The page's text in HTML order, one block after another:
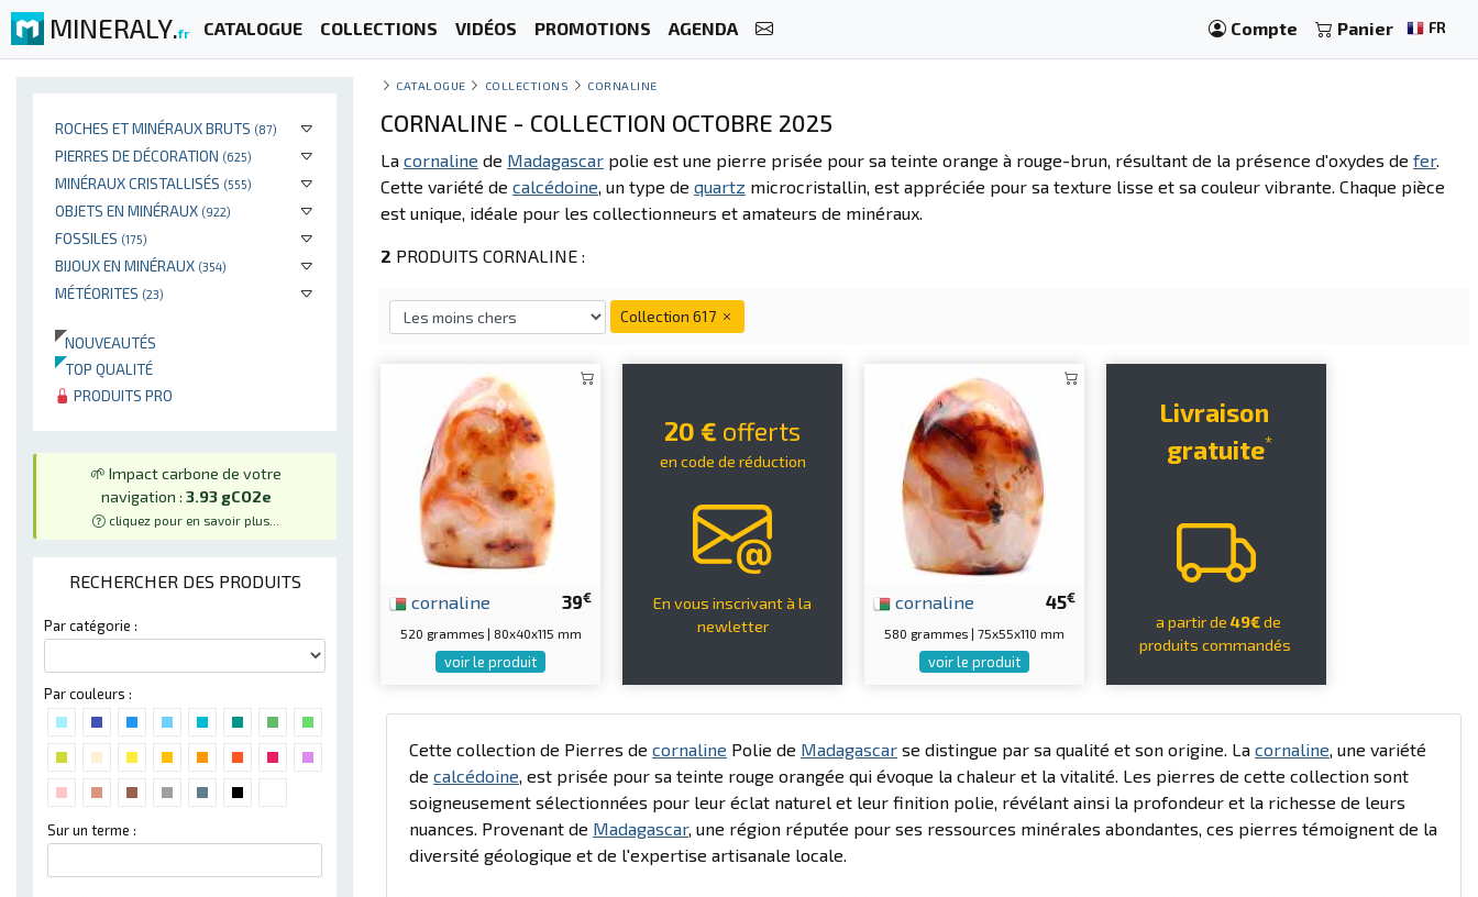
MINERALY.fr CATALOGUE COLLECTIONS VIDÉOS PROMOTIONS AGENDA Compte Panier FR
ROCHES ET MINÉRAUX BRUTS (87)
PIERRES DE DÉCORATION (625)
MINÉRAUX CRISTALLISÉS (555)
OBJETS EN MINÉRAUX (922)
FOSSILES (175)
BIJOUX EN MINÉRAUX (354)
MÉTÉORITES (23)
NOUVEAUTÉS
TOP QUALITÉ
PRODUITS PRO
🌱 Impact carbone de votre
navigation : 3.93 gCO2e
cliquez pour en savoir plus...
RECHERCHER DES PRODUITS
Par catégorie :
Par couleurs :
Sur un terme :
CATALOGUE COLLECTIONS CORNALINE
CORNALINE - COLLECTION OCTOBRE 2025
La cornaline de Madagascar polie est une pierre prisée pour sa teinte orange à rouge-brun, résultant de la présence d'oxydes de fer.
Cette variété de calcédoine, un type de quartz microcristallin, est appréciée pour sa texture lisse et sa couleur vibrante. Chaque pièce
est unique, idéale pour les collectionneurs et amateurs de minéraux.
2 PRODUITS CORNALINE :
Collection 617
39€
cornaline
520 grammes | 80x40x115 mm
voir le produit
20 € offerts
en code de réduction
En vous inscrivant à la
newletter
45€
cornaline
580 grammes | 75x55x110 mm
voir le produit
Livraison
gratuite*
a partir de 49€de
produits commandés
Cette collection de Pierres de cornaline Polie de Madagascar se distingue par sa qualité et son origine. La cornaline, une variété
de calcédoine, est prisée pour sa teinte rouge orangée qui évoque la chaleur et la vitalité. Les pierres de cette collection sont
soigneusement sélectionnées pour leur éclat naturel et leur finition polie, révélant ainsi la profondeur et la richesse de leurs
nuances. Provenant de Madagascar, une région réputée pour ses ressources minérales abondantes, ces pierres témoignent de la
diversité géologique et de l'expertise artisanale locale.